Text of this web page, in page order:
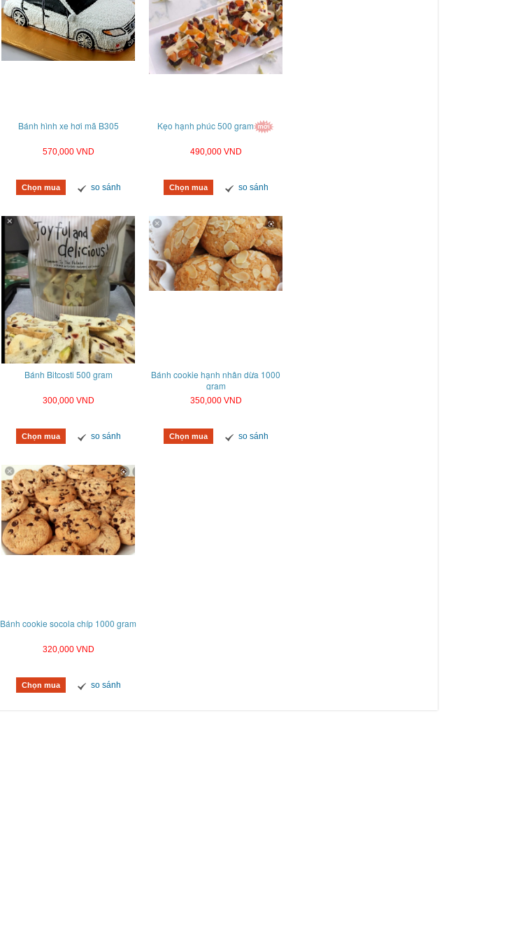
Bánh hình xe hơi mã B305
570,000 VND
Chọn mua so sánh
Kẹo hạnh phúc 500 gram
490,000 VND
Chọn mua so sánh
Bánh Bitcosti 500 gram
300,000 VND
Chọn mua so sánh
Bánh cookie hạnh nhân dừa 1000
gram
350,000 VND
Chọn mua so sánh
Bánh cookie socola chíp 1000 gram
320,000 VND
Chọn mua so sánh
Bánh kem hình cuốn sách in hình mã B0603
680,000 VND
Mua hàng so sánh